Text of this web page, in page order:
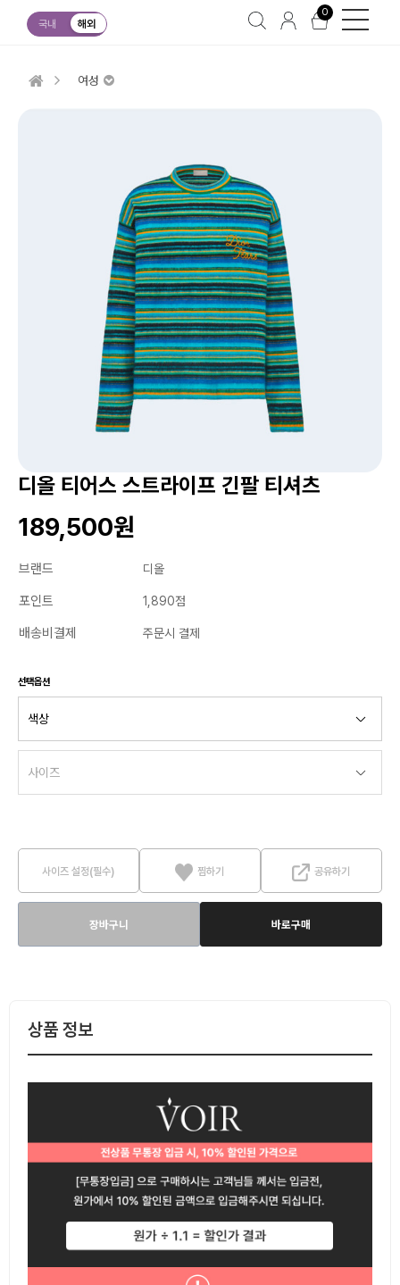
국내 해외
0
여성
디올 티어스 스트라이프 긴팔 티셔츠
189,500원
브랜드 디올
포인트 1,890점
배송비결제 주문시 결제
선택옵션
사이즈 설정(필수) 찜하기 공유하기
장바구니 바로구매
상품 정보